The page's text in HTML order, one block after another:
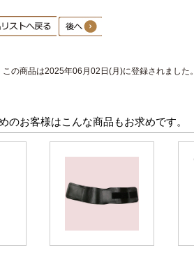
この商品は2025年06月02日(月)に登録されました。
のお客様はこんな商品もお求めです。